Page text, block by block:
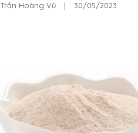
Trần Hoàng Vũ | 30/05/2023